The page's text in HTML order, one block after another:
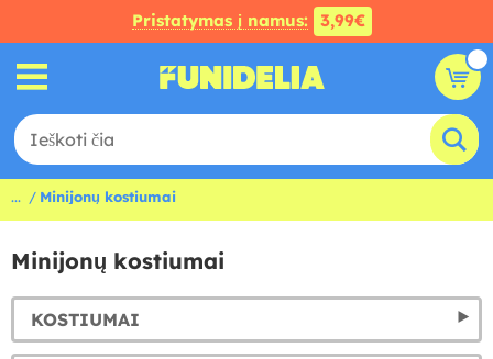
Pristatymas į namus: 3,99€
... Minijonų kostiumai
Minijonų kostiumai
KOSTIUMAI